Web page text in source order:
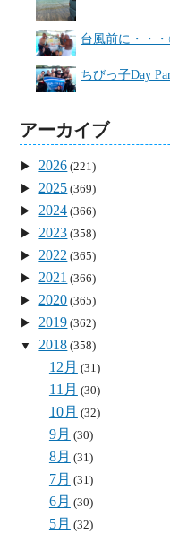
台風前に・・
ちびっ子Day
アーカイブ
2026 (221)
2025 (369)
2024 (366)
2023 (358)
2022 (365)
2021 (366)
2020 (365)
2019 (362)
2018 (358)
12月 (31)
11月 (30)
10月 (32)
9月 (30)
8月 (31)
7月 (31)
6月 (30)
5月 (32)